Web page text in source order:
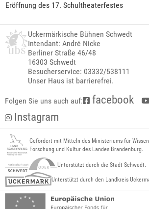
Eröffnung des 17. Schultheaterfestes
Uckermärkische Bühnen Schwedt
Intendant: André Nicke
Berliner Straße 46/48
16303 Schwedt
Besucherservice: 03332/538111
Unser Haus ist barrierefrei.
Folgen Sie uns auch auf: facebook
Instagram
Gefördert mit Mitteln des Ministeriums für
Forschung und Kultur des Landes Brandenburg.
Unterstützt durch die Stadt Schwedt.
Unterstützt durch den Landkreis